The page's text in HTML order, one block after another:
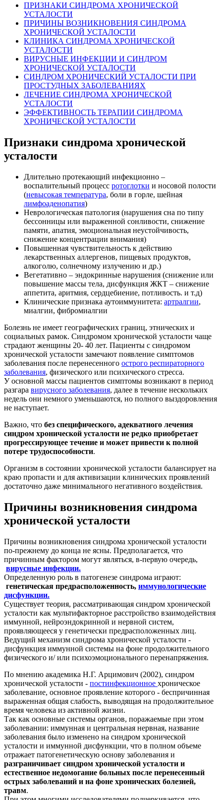
ПРИЗНАКИ СИНДРОМА ХРОНИЧЕСКОЙ
УСТАЛОСТИ
ПРИЧИНЫ ВОЗНИКНОВЕНИЯ СИНДРОМА
ХРОНИЧЕСКОЙ УСТАЛОСТИ
КЛИНИКА СИНДРОМА ХРОНИЧЕСКОЙ
УСТАЛОСТИ
ВИРУСНЫЕ ИНФЕКЦИИ И СИНДРОМ
ХРОНИЧЕСКОЙ УСТАЛОСТИ
СИНДРОМ ХРОНИЧЕСКИЙ УСТАЛОСТИ ПРИ
ПРОСТУДНЫХ ЗАБОЛЕВАНИЯХ
ЛЕЧЕНИЕ СИНДРОМА ХРОНИЧЕСКОЙ
УСТАЛОСТИ
ЭФФЕКТИВНОСТЬ ТЕРАПИИ СИНДРОМА
ХРОНИЧЕСКОЙ УСТАЛОСТИ
Признаки синдрома хронической
усталости
Длительно протекающий инфекционно –
воспалительный процесс ротоглотки и носовой полости
(невысокая температура, боли в горле, шейная
лимфоаденопатия)
Неврологическая патология (нарушения сна по типу
бессонницы или выраженной сонливости, снижение
памяти, апатия, эмоциональная неустойчивость,
снижение концентрации внимания)
Повышенная чувствительность к действию
лекарственных аллергенов, пищевых продуктов,
алкоголю, солнечному излучению и др.)
Вегетативно – эндокринные нарушения (снижение или
повышение массы тела, дисфункция ЖКТ – снижение
аппетита, аритмия, сердцебиение, потливость. и т.д)
Клинические признака аутоиммунитета: артралгии,
миалгии, фибромиалгии
Болезнь не имеет географических границ, этнических и
социальных рамок. Синдромом хронической усталости чаще
страдают женщины 20- 40 лет. Пациенты с синдромом
хронической усталости замечают появление симптомов
заболевания после перенесенного острого респираторного
заболевания, физического или психического стресса.
У основной массы пациентов симптомы возникают в период
разгара вирусного заболевания, далее в течение нескольких
недель они немного уменьшаются, но полного выздоровления
не наступает.
Важно, что без специфического, адекватного лечения
синдром хронической усталости не редко приобретает
прогрессирующее течение и может привести к полной
потере трудоспособности.
Организм в состоянии хронической усталости балансирует на
краю пропасти и для активизации клинических проявлений
достаточно даже минимального негативного воздействия.
Причины возникновения синдрома
хронической усталости
Причины возникновения синдрома хронической усталости
по-прежнему до конца не ясны. Предполагается, что
причинным фактором могут являться, в-первую очередь,
вирусные инфекции.
Определенную роль в патогенезе синдрома играют:
генетическая предрасположенность, иммунологические
дисфункции.
Существует теория, рассматривающая синдром хронической
усталости как мультифакторное расстройство взаимодействия
иммунной, нейроэндокринной и нервной систем,
проявляющееся у генетически предрасположенных лиц.
Ведущий механизм синдрома хронической усталости -
дисфункция иммунной системы на фоне продолжительного
физического и/ или психоэмоционального перенапряжения.
По мнению академика Н.Г. Арцимович (2002), синдром
хронической усталости - постинфекционное хроническое
заболевание, основное проявление которого - беспричинная
выраженная общая слабость, выводящая на продолжительное
время человека из активной жизни.
Так как основные системы органов, поражаемые при этом
заболевании: иммунная и центральная нервная, название
заболевания было изменено на синдром хронической
усталости и иммунной дисфункции, что в полном объеме
отражает патогенетическую основу заболевания и
разграничивает синдром хронической усталости и
естественное недомогание больных после перенесенный
острых заболеваний и на фоне хронических болезней,
травм.